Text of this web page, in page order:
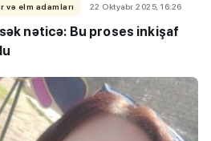
və elm adamları 22 Oktyabr 2025, 16:26
nəticə: Bu proses inkişaf